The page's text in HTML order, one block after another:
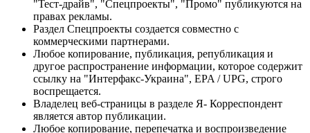
"Тест-драйв", "Спецпроекты", "Промо" публикуются на
правах рекламы.
Раздел Спецпроекты создается совместно с
коммерческими партнерами.
Любое копирование, публикация, републикация и
другое распространение информации, которое содержит
ссылку на "Интерфакс-Украина", EPA / UPG, строго
воспрещается.
Владелец веб-страницы в разделе Я- Корреспондент
является автор публикации.
Любое копирование, перепечатка и воспроизведение